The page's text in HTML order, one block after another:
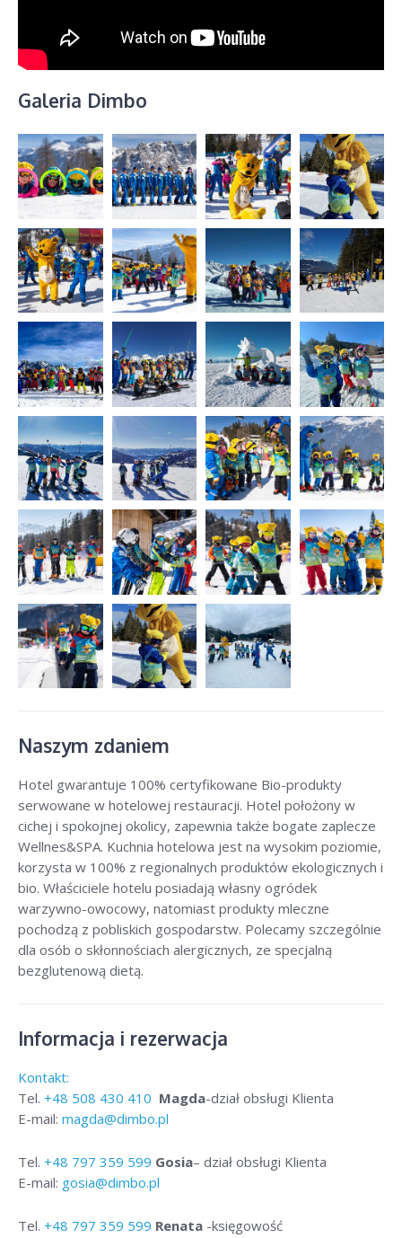
Galeria Dimbo
Naszym zdaniem
Hotel gwarantuje 100% certyfikowane Bio-produkty
serwowane w hotelowej restauracji. Hotel położony w
cichej i spokojnej okolicy, zapewnia także bogate zaplecze
Wellnes&SPA. Kuchnia hotelowa jest na wysokim poziomie,
korzysta w 100% z regionalnych produktów ekologicznych i
bio. Właściciele hotelu posiadają własny ogródek
warzywno-owocowy, natomiast produkty mleczne
pochodzą z pobliskich gospodarstw. Polecamy szczególnie
dla osób o skłonnościach alergicznych, ze specjalną
bezglutenową dietą.
Informacja i rezerwacja
Kontakt:
Tel. +48 508 430 410 Magda-dział obsługi Klienta
E-mail: magda@dimbo.pl
Tel. +48 797 359 599 Gosia– dział obsługi Klienta
E-mail: gosia@dimbo.pl
Tel. +48 797 359 599 Renata -księgowość